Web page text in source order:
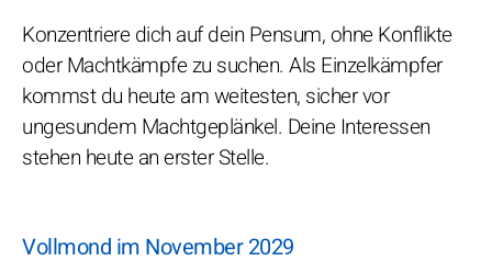
Konzentriere dich auf dein Pensum, ohne Konflikte
oder Machtkämpfe zu suchen. Als Einzelkämpfer
kommst du heute am weitesten, sicher vor
ungesundem Machtgeplänkel. Deine Interessen
stehen heute an erster Stelle.
Vollmond im November 2029